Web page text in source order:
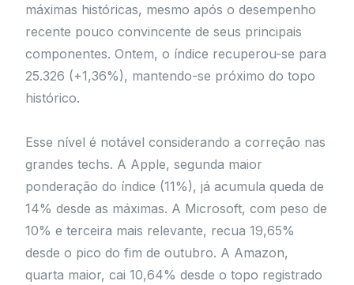
máximas históricas, mesmo após o desempenho
recente pouco convincente de seus principais
componentes. Ontem, o índice recuperou-se para
25.326 (+1,36%), mantendo-se próximo do topo
histórico.
Esse nível é notável considerando a correção nas
grandes techs. A Apple, segunda maior
ponderação do índice (11%), já acumula queda de
14% desde as máximas. A Microsoft, com peso de
10% e terceira mais relevante, recua 19,65%
desde o pico do fim de outubro. A Amazon,
quarta maior, cai 10,64% desde o topo registrado